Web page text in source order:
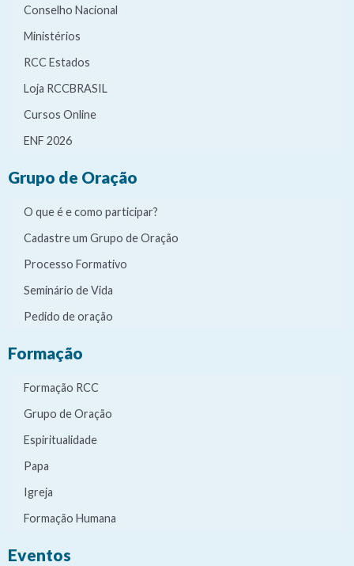
Conselho Nacional
Ministérios
RCC Estados
Loja RCCBRASIL
Cursos Online
ENF 2026
Grupo de Oração
O que é e como participar?
Cadastre um Grupo de Oração
Processo Formativo
Seminário de Vida
Pedido de oração
Formação
Formação RCC
Grupo de Oração
Espiritualidade
Papa
Igreja
Formação Humana
Eventos